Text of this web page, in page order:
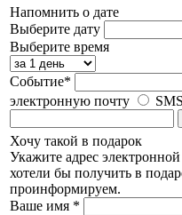
Напомнить о дате
Выберите дату
Выберите время
Событие*
электронную почту
Хочу такой в подарок
Укажите адрес
хотели бы получить в
проинформируем.
Ваше имя *